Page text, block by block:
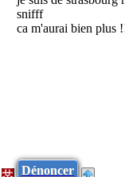
snifff
ca m'aurai bien plus
Dénoncer